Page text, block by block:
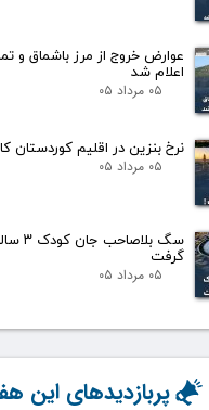
عوارض خروج از مرز باشماق و
اعلام شد
۰۵ مرداد ۰۵
نرخ بنزین در اقلیم
۰۵ مرداد ۰۵
سگ
گرفت
۰۵ مرداد ۰۵
پربازدیدهای این